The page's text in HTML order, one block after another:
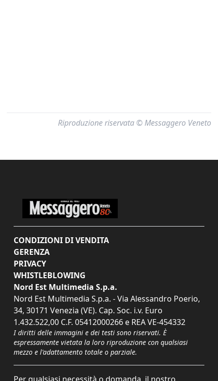
Riproduzione riservata © Messaggero Veneto
CONDIZIONI DI VENDITA
GERENZA
PRIVACY
WHISTLEBLOWING
Nord Est Multimedia S.p.a.
Nord Est Multimedia S.p.a. - Via Alessandro Poerio,
34, 30171 Venezia (VE). Cap. Soc. i.v. Euro
1.432.522,00 C.F. 05412000266 e REA VE-454332
I diritti delle immagini e dei testi sono riservati. È
espressamente vietata la loro riproduzione con qualsiasi
mezzo e l'adattamento totale o parziale.